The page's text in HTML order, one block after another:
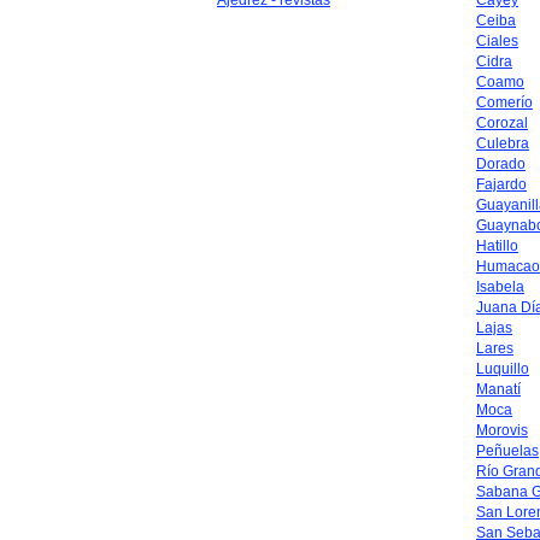
Ceiba
Ciales
Cidra
Coamo
Comerío
Corozal
Culebra
Dorado
Fajardo
Hatillo
Humacao
Isabela
Juana
Lajas
Lares
Luquillo
Manatí
Moca
Morovis
Peñuelas
Río
Sabana
San
San